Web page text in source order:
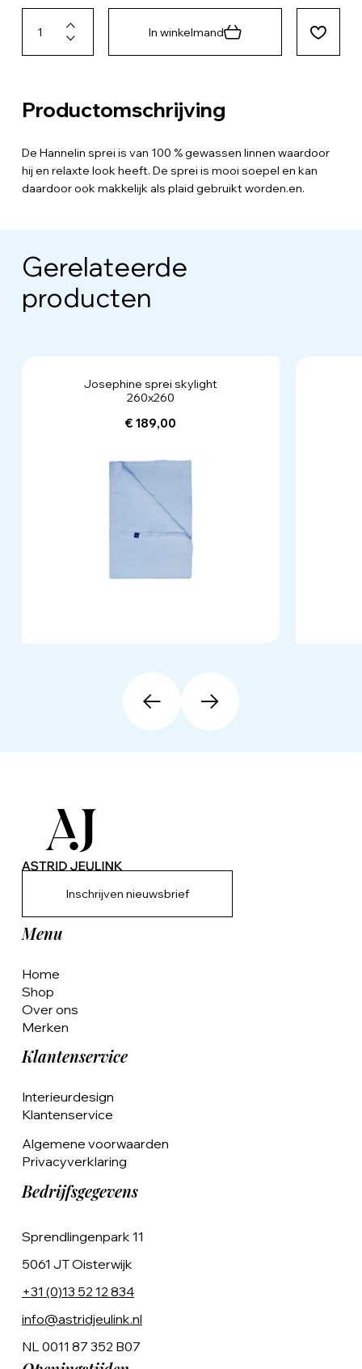
In winkelmand
Productomschrijving
De Hannelin sprei is van 100 % gewassen linnen waardoor
hij en relaxte look heeft. De sprei is mooi soepel en kan
daardoor ook makkelijk als plaid gebruikt worden.en.
Gerelateerde
producten
Josephine sprei skylight
260x260
€ 189,00
Inschrijven nieuwsbrief
Menu
Home
Shop
Over ons
Merken
Klantenservice
Interieurdesign
Klantenservice
Algemene voorwaarden
Privacyverklaring
Bedrijfsgegevens
Sprendlingenpark 11
5061 JT Oisterwijk
+31 (0)13 52 12 834
info@astridjeulink.nl
NL 0011 87 352 B07